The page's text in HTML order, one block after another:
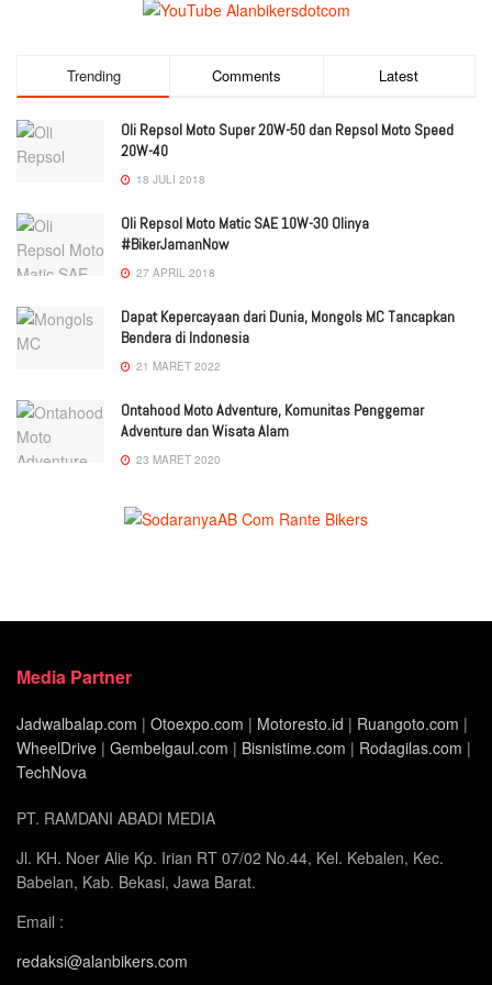
Trending Comments Latest
Oli Repsol Moto Super 20W-50 dan Repsol Moto Speed
20W-40
18 JULI 2018
Oli Repsol Moto Matic SAE 10W-30 Olinya
#BikerJamanNow
27 APRIL 2018
Dapat Kepercayaan dari Dunia, Mongols MC Tancapkan
Bendera di Indonesia
21 MARET 2022
Ontahood Moto Adventure, Komunitas Penggemar
Adventure dan Wisata Alam
23 MARET 2020
Media Partner
Jadwalbalap.com | Otoexpo.com | Motoresto.id | Ruangoto.com |
WheelDrive | Gembelgaul.com | Bisnistime.com | Rodagilas.com |
TechNova
PT. RAMDANI ABADI MEDIA
Jl. KH. Noer Alie Kp. Irian RT 07/02 No.44, Kel. Kebalen, Kec.
Babelan, Kab. Bekasi, Jawa Barat.
Email :
redaksi@alanbikers.com